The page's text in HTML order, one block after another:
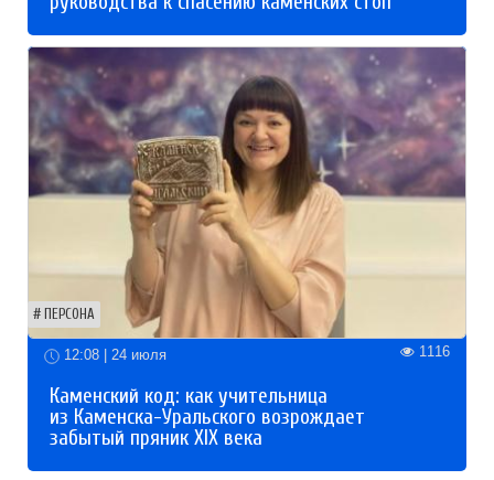
ПЕРСОНА
12:08 | 24 июля 1116
Каменский код: как учительница
из Каменска-Уральского возрождает
забытый пряник XIX века